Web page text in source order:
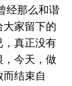
经那么和谐
大家留下的
真正没有
，今天，做
结束自